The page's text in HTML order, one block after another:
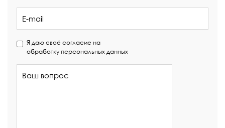
Я даю своё согласие на
обработку персональных данных